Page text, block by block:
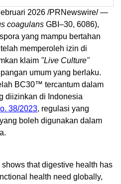
2026 /PRNewswire/ —
coagulans GBI–30, 6086),
yang mampu bertahan
memperoleh izin di
klaim "Live Culture"
umum yang berlaku.
BC30™ tercantum dalam
diizinkan di Indonesia
38/2023, regulasi yang
boleh digunakan dalam
shows that digestive health has
health need globally,